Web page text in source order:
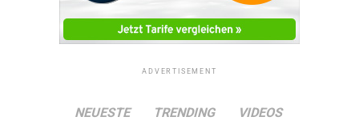
ADVERTISEMENT
NEUESTE TRENDING VIDEOS